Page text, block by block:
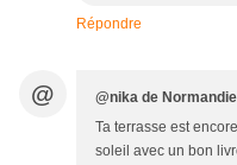
Répondre
@ @nika de Normandie
Ta terrasse est
soleil avec un bon